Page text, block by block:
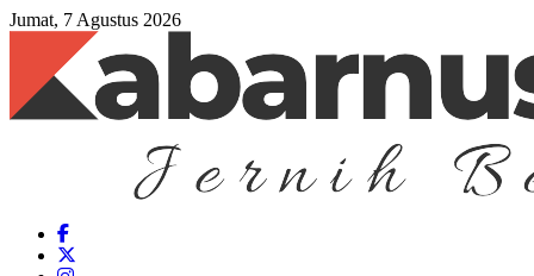
Jumat, 7 Agustus 2026